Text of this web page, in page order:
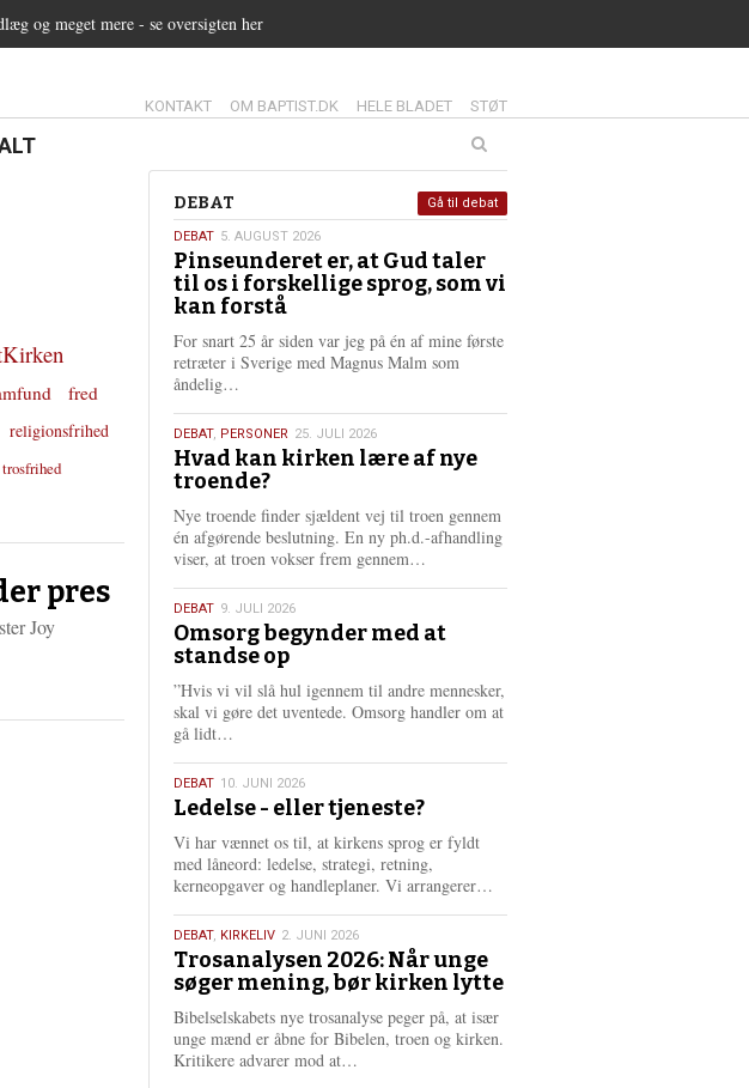
og meget mere - se oversigten her
13.0:
KONTAKT 14.0:
OM BAPTIST.DK 15.0:
HELE BLADET 16.0:
STØT
fred
religionsfrihed
trosfrihed
pres
Joy
Debat
DEBAT
5.
august
2026
DEBAT 5. AUGUST 2026
Pinseunderet er, at Gud taler
til os i forskellige sprog, som vi
kan forstå
For snart 25 år siden var jeg på én af mine første
retræter i Sverige med Magnus Malm som
åndelig…
s
m
e
r
e
25.
juli
2026
DEBAT, PERSONER 25. JULI 2026
Hvad kan kirken lære af nye
troende?
Nye troende finder sjældent vej til troen gennem
én afgørende beslutning. En ny ph.d.-afhandling
viser, at troen vokser frem gennem…
e
e
9.
juli
2026
DEBAT 9. JULI 2026
Omsorg begynder med at
standse op
”Hvis vi vil slå hul igennem til andre mennesker,
skal vi gøre det uventede. Omsorg handler om at
gå lidt…
s
e
r
e
10.
juni
2026
DEBAT 10. JUNI 2026
Ledelse - eller tjeneste?
Vi har vænnet os til, at kirkens sprog er fyldt
med låneord: ledelse, strategi, retning,
kerneopgaver og handleplaner. Vi arrangerer…
r
e
2.
juni
2026
DEBAT, KIRKELIV 2. JUNI 2026
Trosanalysen 2026: Når unge
søger mening, bør kirken lytte
Bibelselskabets nye trosanalyse peger på, at især
unge mænd er åbne for Bibelen, troen og kirken.
Kritikere advarer mod at…
Gå til debat